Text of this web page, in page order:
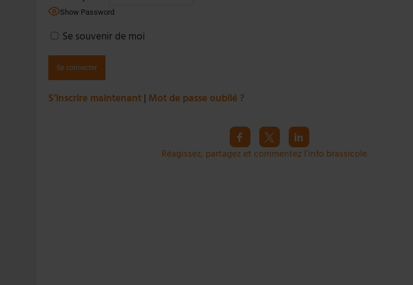
4 AOÛT 2026
Show Password
Se souvenir de moi
S’inscrire maintenant | Mot de passe oublié ?
Réagissez, partagez et commentez l’info brassicole.